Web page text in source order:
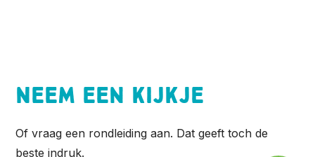
Neem een kijkje
Of vraag een rondleiding aan. Dat geeft toch de
beste indruk.